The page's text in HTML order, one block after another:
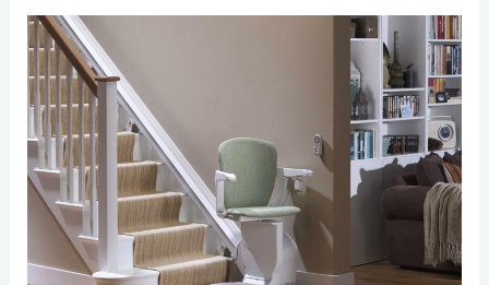
Sillas
para
escaleras
con
Lift
Confort